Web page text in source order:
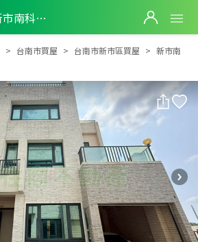
新市南科旁大面寬四套房車墅
新市南科旁大面寬四套房車墅
台南市買屋 台南市新市區買屋
新市南